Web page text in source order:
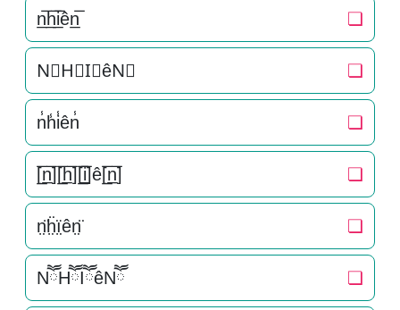
n̲̅h̲̅i̲̅ên̲̅ ❏
N⃣H⃣I⃣êN⃣ ❏
n̾h̾i̾ên̾ ❏
[̲̅n̲̅][̲̅h̲̅][̲̅i̲̅]ê[̲̅n̲̅] ❏
n̤̈ḧ̤ï̤ên̤̈ ❏
NཽHཽIཽêNཽ ❏